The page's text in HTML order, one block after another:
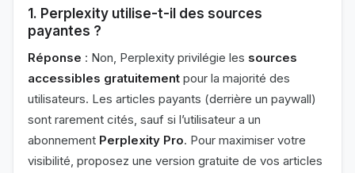
1. Perplexity utilise-t-il des sources
payantes ?
Réponse : Non, Perplexity privilégie les sources
accessibles gratuitement pour la majorité des
utilisateurs. Les articles payants (derrière un paywall)
sont rarement cités, sauf si l’utilisateur a un
abonnement Perplexity Pro. Pour maximiser votre
visibilité, proposez une version gratuite de vos articles